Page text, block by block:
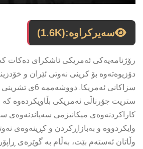
سەیرکراوە:(1.6K)
رۆژنامەیەکی ئەمریکی ئاشکرای دەکات
دۆزیوەتەوە بۆ کرینی نەوتی ئێران و
سزاکانی ئەمریکا.
ستریت جۆرناڵی ئەمریکی بڵاویکردەوە
کاراکردنەوەی میکانیزمی سەپاندنەوەی
وایکردووە و بەبازاڕکردن و کڕینەوەی
وڵاتان ئەستەم بێت، بەڵام بە گوێرەی